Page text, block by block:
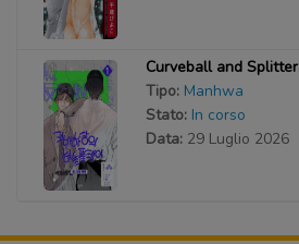
Curveball and Splitter
Tipo: Manhwa
Stato: In corso
Data: 29 Luglio 2026